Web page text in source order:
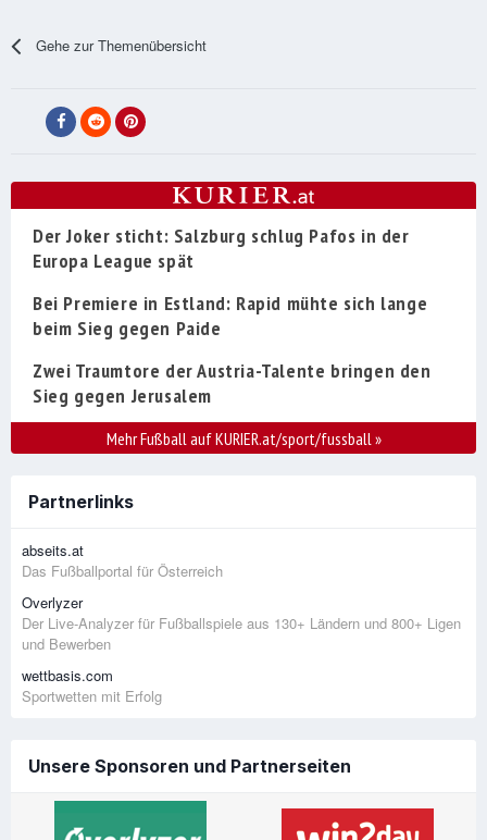
Gehe zur Themenübersicht
Der Joker sticht: Salzburg schlug Pafos in der
Europa League spät
Bei Premiere in Estland: Rapid mühte sich lange
beim Sieg gegen Paide
Zwei Traumtore der Austria-Talente bringen den
Sieg gegen Jerusalem
Mehr Fußball auf KURIER.at/sport/fussball»
Partnerlinks
abseits.at
Das Fußballportal für Österreich
Overlyzer
Der Live-Analyzer für Fußballspiele aus 130+ Ländern und 800+ Ligen
und Bewerben
wettbasis.com
Sportwetten mit Erfolg
Unsere Sponsoren und Partnerseiten